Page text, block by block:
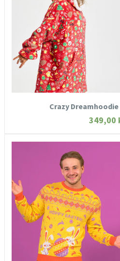
Crazy Dreamhoodie
349,00
SE MERE